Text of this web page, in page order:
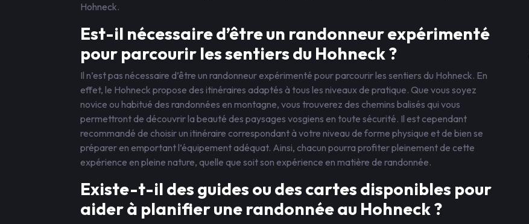
Hohneck.
Est-il nécessaire d’être un randonneur expérimenté
pour parcourir les sentiers du Hohneck ?
Il n’est pas nécessaire d’être un randonneur expérimenté pour parcourir les sentiers du Hohneck. En
effet, le Hohneck propose des itinéraires adaptés à tous les niveaux de pratique. Que vous soyez
novice ou habitué des randonnées en montagne, vous trouverez des chemins balisés qui vous
permettront de découvrir la beauté des paysages vosgiens en toute sécurité. Il est cependant
recommandé de choisir un itinéraire correspondant à votre niveau de forme physique et de bien se
préparer en emportant l’équipement adéquat. Ainsi, chacun pourra profiter pleinement de cette
expérience en pleine nature, quelle que soit son expérience en matière de randonnée.
Existe-t-il des guides ou des cartes disponibles pour
aider à planifier une randonnée au Hohneck ?